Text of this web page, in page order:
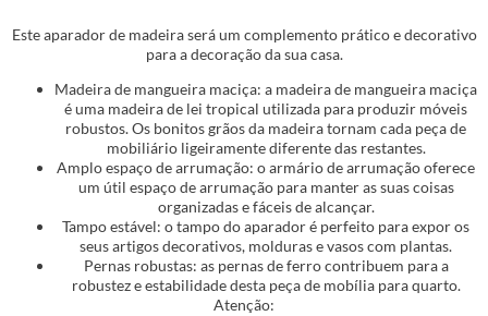
Este aparador de madeira será um complemento prático e decorativo
para a decoração da sua casa.
Madeira de mangueira maciça: a madeira de mangueira maciça
é uma madeira de lei tropical utilizada para produzir móveis
robustos. Os bonitos grãos da madeira tornam cada peça de
mobiliário ligeiramente diferente das restantes.
Amplo espaço de arrumação: o armário de arrumação oferece
um útil espaço de arrumação para manter as suas coisas
organizadas e fáceis de alcançar.
Tampo estável: o tampo do aparador é perfeito para expor os
seus artigos decorativos, molduras e vasos com plantas.
Pernas robustas: as pernas de ferro contribuem para a
robustez e estabilidade desta peça de mobília para quarto.
Atenção: